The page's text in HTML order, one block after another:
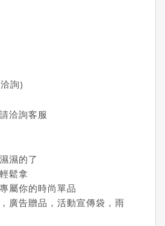
詢)
洽詢客服
濕的了
鬆拿
屬你的時尚單品
廣告贈品，活動宣傳袋，雨